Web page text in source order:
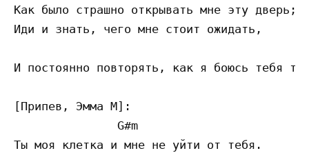
Как было страшно открывать мне эту дверь;
Иди и знать, чего мне стоит ожидать,
И постоянно повторять, как я боюсь тебя
[Припев, Эмма М]:
               G#m
Ты моя клетка и мне не уйти от тебя.